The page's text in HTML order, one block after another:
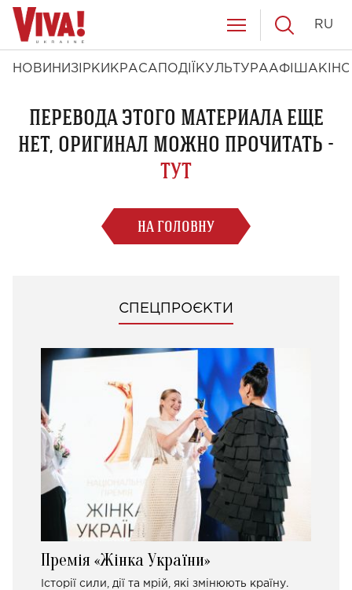
НОВИНИ ЗІРКИ КРАСА ПОДІЇ КУЛЬТУРААФІША КІНО
RU
ПЕРЕВОДА ЭТОГО МАТЕРИАЛА ЕЩЕ
НЕТ, ОРИГИНАЛ МОЖНО ПРОЧИТАТЬ -
ТУТ
НА ГОЛОВНУ
СПЕЦПРОЄКТИ
Премія «Жінка України»
Історії сили, дії та мрій, які змінюють країну.